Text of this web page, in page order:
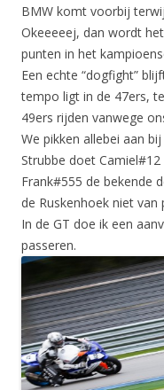
BMW komt voorbij
Okeeeeej, dan wordt
punten in het
Een echte “dogfight”
tempo ligt in de 47ers,
49ers rijden vanwege
We pikken allebei aan
Strubbe doet
Frank#555 de bekende
de Ruskenhoek niet
In de GT doe ik een
passeren.